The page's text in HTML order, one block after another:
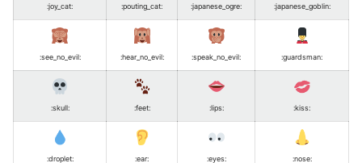
:joy_cat: :pouting_cat: :japanese_ogre: :japanese_goblin:
:see_no_evil: :hear_no_evil: :speak_no_evil: :guardsman:
:skull: :feet: :lips: :kiss:
:droplet: :ear: :eyes: :nose: